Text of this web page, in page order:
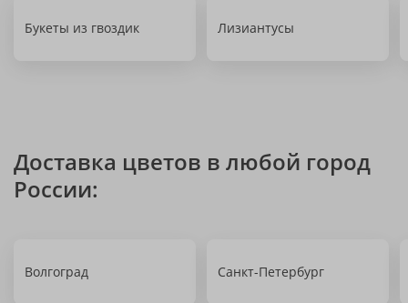
Букеты из гвоздик Лизиантусы
Доставка цветов в любой город
России:
Волгоград Санкт-Петербург